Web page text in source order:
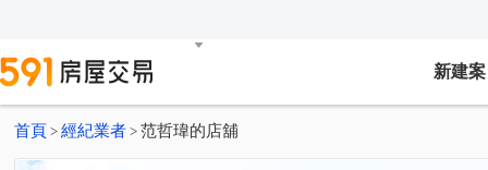
新建案
首頁 > 經紀業者 > 范哲瑋的店舖